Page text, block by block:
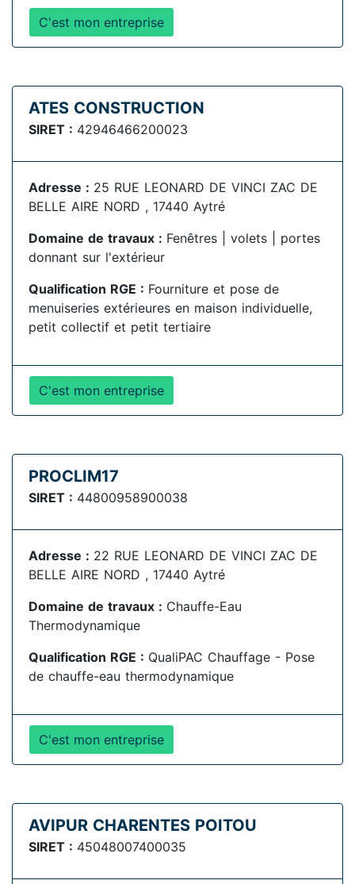
C'est mon entreprise
ATES CONSTRUCTION
SIRET : 42946466200023
Adresse : 25 RUE LEONARD DE VINCI ZAC DE
BELLE AIRE NORD , 17440 Aytré
Domaine de travaux : Fenêtres | volets | portes
donnant sur l'extérieur
Qualification RGE : Fourniture et pose de
menuiseries extérieures en maison individuelle,
petit collectif et petit tertiaire
C'est mon entreprise
PROCLIM17
SIRET : 44800958900038
Adresse : 22 RUE LEONARD DE VINCI ZAC DE
BELLE AIRE NORD , 17440 Aytré
Domaine de travaux : Chauffe-Eau
Thermodynamique
Qualification RGE : QualiPAC Chauffage - Pose
de chauffe-eau thermodynamique
C'est mon entreprise
AVIPUR CHARENTES POITOU
SIRET : 45048007400035